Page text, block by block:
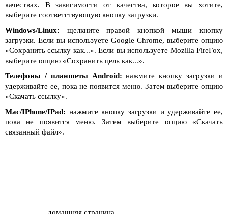
качествах. В зависимости от качества, которое вы хотите,
выберите соответствующую кнопку загрузки.
Windows/Linux: щелкните правой кнопкой мыши кнопку
загрузки. Если вы используете Google Chrome, выберите опцию
«Сохранить ссылку как...». Если вы используете Mozilla FireFox,
выберите опцию «Сохранить цель как...».
Телефоны / планшеты Android: нажмите кнопку загрузки и
удерживайте ее, пока не появится меню. Затем выберите опцию
«Скачать ссылку».
Mac/IPhone/IPad: нажмите кнопку загрузки и удерживайте ее,
пока не появится меню. Затем выберите опцию «Скачать
связанный файл».